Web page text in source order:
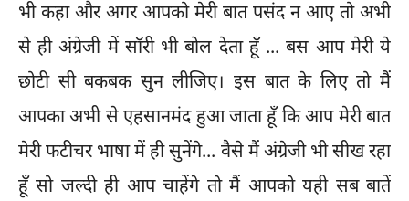
भी कहा और अगर आपको मेरी बात पसंद न आए तो अभी
से ही अंग्रेजी में सॉरी भी बोल देता हूँ ... बस आप मेरी ये
छोटी सी बकबक सुन लीजिए। इस बात के लिए तो मैं
आपका अभी से एहसानमंद हुआ जाता हूँ कि आप मेरी बात
मेरी फटीचर भाषा में ही सुनेंगे... वैसे मैं अंग्रेजी भी सीख रहा
हूँ सो जल्दी ही आप चाहेंगे तो मैं आपको यही सब बातें